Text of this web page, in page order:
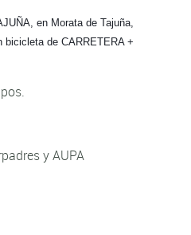
en Morata de Tajuña,
de CARRETERA +
y AUPA